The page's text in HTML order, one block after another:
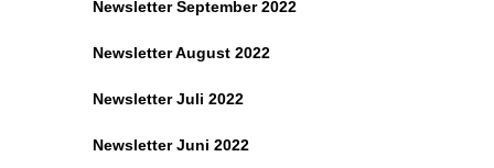
Newsletter September 2022
Newsletter August 2022
Newsletter Juli 2022
Newsletter Juni 2022